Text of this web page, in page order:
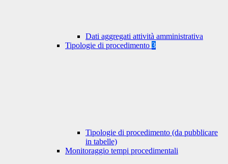
Dati aggregati attività amministrativa
Tipologie di procedimento 3
Tipologie di procedimento (da pubblicare
in tabelle)
Monitoraggio tempi procedimentali